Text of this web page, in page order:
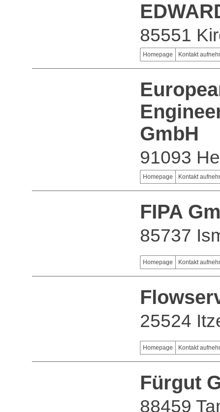
85551
Homepage Kontakt
GmbH
91093
Homepage Kontakt
FIPA
85737
Homepage Kontakt
25524
Homepage Kontakt
Fürgut
88459